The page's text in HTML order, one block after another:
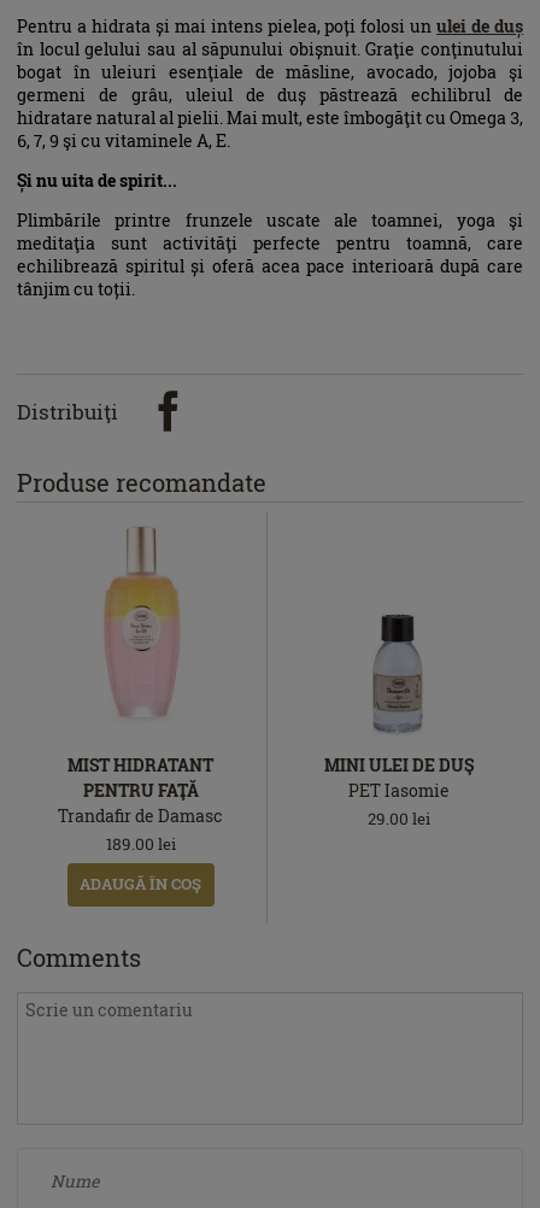
Pentru a hidrata și mai intens pielea, poți folosi unulei de duș
în locul gelului sau al săpunului obișnuit. Graţie conţinutului
bogat în uleiuri esenţiale de măsline, avocado, jojoba şi
germeni de grâu, uleiul de duș păstrează echilibrul de
hidratare natural al pielii. Mai mult, este îmbogăţit cu Omega 3,
6, 7, 9 şi cu vitaminele A, E.
Și nu uita de spirit...
Plimbările printre frunzele uscate ale toamnei, yoga şi
meditaţia sunt activităţi perfecte pentru toamnă, care
echilibrează spiritul și oferă acea pace interioară după care
tânjim cu toții.
Distribuiţi
Produse recomandate
MIST HIDRATANT
PENTRU FAŢĂ
Trandafir de Damasc
189.00 lei
ADAUGĂ ÎN COŞ
MINI ULEI DE DUŞ
PET Iasomie
29.00 lei
Comments